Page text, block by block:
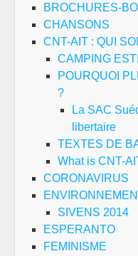
BROCHURES-
CHANSONS
CNT-AIT : QUI
CAMPING
POURQUOI
?
La SAC
libertaire
TEXTES DE
What is CNT-
CORONAVIRUS
SIVENS 2014
ESPERANTO
FEMINISME